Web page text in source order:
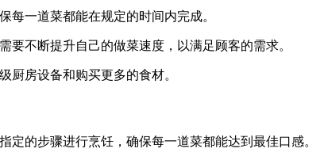
每一道菜都能在规定的时间内完成。
不断提升自己的做菜速度，以满足顾客的需求。
厨房设备和购买更多的食材。
的步骤进行烹饪，确保每一道菜都能达到最佳口感。